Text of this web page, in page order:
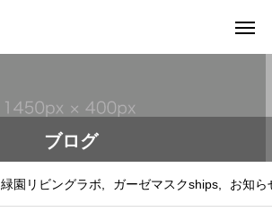
ブログ
緑園リビングラボ ガーゼマスクships お知ら